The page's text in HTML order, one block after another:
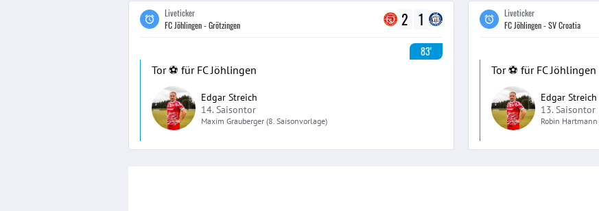
Liveticker
FC Jöhlingen - Grötzingen
2 1
83'
Tor ⚽️ für FC Jöhlingen
Edgar Streich
14. Saisontor
Maxim Grauberger (8. Saisonvorlage)
Liveticker
FC Jöhlingen - SV Croatia
Tor ⚽️ für FC Jöhlingen
Edgar Streich
13. Saisontor
Robin Hartmann